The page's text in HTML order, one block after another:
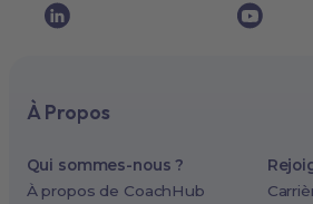
À Propos
Qui sommes-nous ?
À propos de CoachHub